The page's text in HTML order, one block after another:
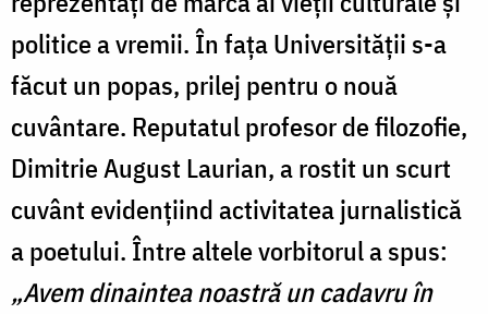
politice a vremii. În fața Universității s-a
făcut un popas, prilej pentru o nouă
cuvântare. Reputatul profesor de filozofie,
Dimitrie August Laurian, a rostit un scurt
cuvânt evidențiind activitatea jurnalistică
a poetului. Între altele vorbitorul a spus:
„Avem dinaintea noastră un cadavru în